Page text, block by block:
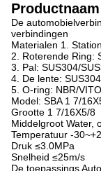
Productnaam
De
verbindingen
Materialen 1.
2. Roterende Ring:
3. Pal: SUS304/
4. De lente:
5. O-ring: NBR/
Model: SBA 1 7/
Grootte 1 7/16X5/8
Middelgroot Water,
Temperatuur -
Druk ≤3.0MPa
Snelheid ≤25m/s
De toepassings